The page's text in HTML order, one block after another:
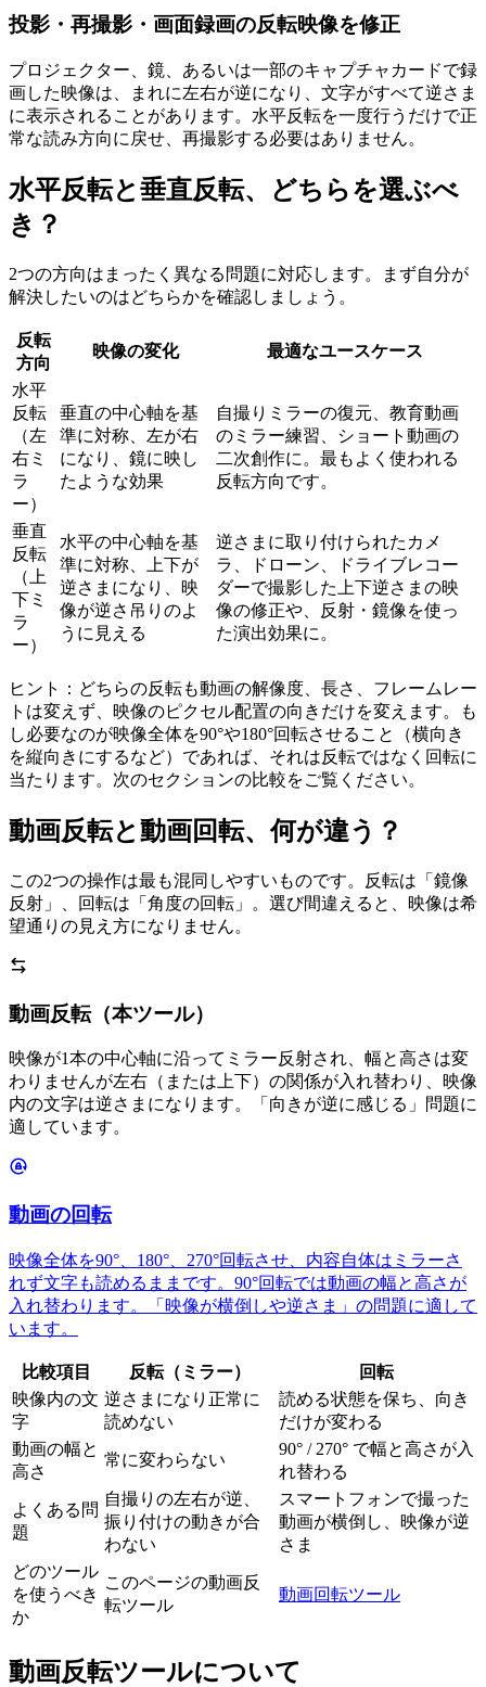
投影・再撮影・画面録画の反転映像を修正
プロジェクター、鏡、あるいは一部のキャプチャカードで録
画した映像は、まれに左右が逆になり、文字がすべて逆さま
に表示されることがあります。水平反転を一度行うだけで正
常な読み方向に戻せ、再撮影する必要はありません。
水平反転と垂直反転、どちらを選ぶべ
き？
2つの方向はまったく異なる問題に対応します。まず自分が
解決したいのはどちらかを確認しましょう。
反転
方向
映像の変化 最適なユースケース
水平
反転
（左
右ミ
ラ
ー）
垂直の中心軸を基
準に対称、左が右
になり、鏡に映し
たような効果
自撮りミラーの復元、教育動画
のミラー練習、ショート動画の
二次創作に。最もよく使われる
反転方向です。
垂直
反転
（上
下ミ
ラ
ー）
水平の中心軸を基
準に対称、上下が
逆さまになり、映
像が逆さ吊りのよ
うに見える
逆さまに取り付けられたカメ
ラ、ドローン、ドライブレコー
ダーで撮影した上下逆さまの映
像の修正や、反射・鏡像を使っ
た演出効果に。
ヒント：どちらの反転も動画の解像度、長さ、フレームレー
トは変えず、映像のピクセル配置の向きだけを変えます。も
し必要なのが映像全体を90°や180°回転させること（横向き
を縦向きにするなど）であれば、それは反転ではなく回転に
当たります。次のセクションの比較をご覧ください。
動画反転と動画回転、何が違う？
この2つの操作は最も混同しやすいものです。反転は「鏡像
反射」、回転は「角度の回転」。選び間違えると、映像は希
望通りの見え方になりません。
動画反転（本ツール）
映像が1本の中心軸に沿ってミラー反射され、幅と高さは変
わりませんが左右（または上下）の関係が入れ替わり、映像
内の文字は逆さまになります。「向きが逆に感じる」問題に
適しています。
動画の回転
映像全体を90°、180°、270°回転させ、内容自体はミラーさ
れず文字も読めるままです。90°回転では動画の幅と高さが
入れ替わります。「映像が横倒しや逆さま」の問題に適して
います。
比較項目 反転（ミラー）
回転
映像内の文
字
逆さまになり正常に
読めない
読める状態を保ち、向き
だけが変わる
動画の幅と
高さ
常に変わらない
90° / 270° で幅と高さが入
れ替わる
よくある問
題
自撮りの左右が逆、
振り付けの動きが合
わない
スマートフォンで撮った
動画が横倒し、映像が逆
さま
どのツール
を使うべき
か
このページの動画反
転ツール
動画回転ツール
動画反転ツールについて